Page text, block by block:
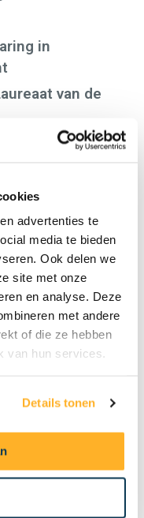
advertenties te
media te bieden
Ook delen we
site met onze
en analyse. Deze
met andere
of die ze hebben
van hun services.
Details tonen
in
van de
juridische
verkoop.